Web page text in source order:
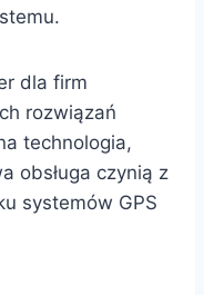
dla firm
rozwiązań
technologia,
obsługa czynią z
systemów GPS